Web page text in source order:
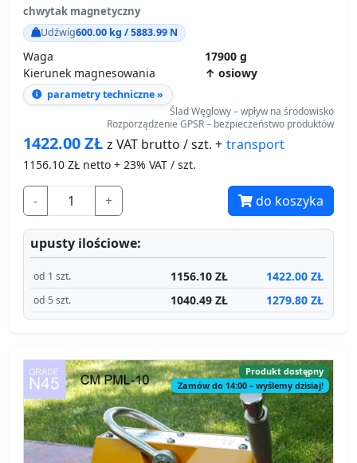
chwytak magnetyczny
Udźwig600.00 kg / 5883.99 N
Waga
17900 g
Kierunek magnesowania
↑ osiowy
parametry techniczne »
Ślad Węglowy – wpływ na środowisko
Rozporządzenie GPSR – bezpieczeństwo produktów
1422.00ZŁ z VAT brutto / szt. + transport
1156.10 ZŁ netto + 23% VAT / szt.
- + do koszyka
upusty ilościowe:
od 1 szt. 1156.10 ZŁ 1422.00 ZŁ
od 5 szt. 1040.49 ZŁ 1279.80 ZŁ
Produkt dostępny
Zamów do 14:00 – wyślemy dzisiaj!